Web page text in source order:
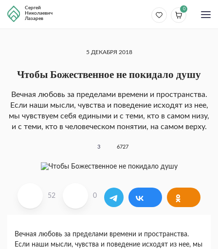
Сергей
Николаевич
Лазарев
0
5 ДЕКАБРЯ 2018
Чтобы Божественное не покидало душу
Вечная любовь за пределами времени и про­странства.
Если наши мысли, чувства и поведение исходят из нее,
мы чувствуем себя едиными и с теми, кто в самом низу,
и с теми, кто в человече­ском понятии, на самом верху.
3 6727
52 0
Вечная любовь за пределами времени и про­странства.
Если наши мысли, чувства и поведение исходят из нее, мы